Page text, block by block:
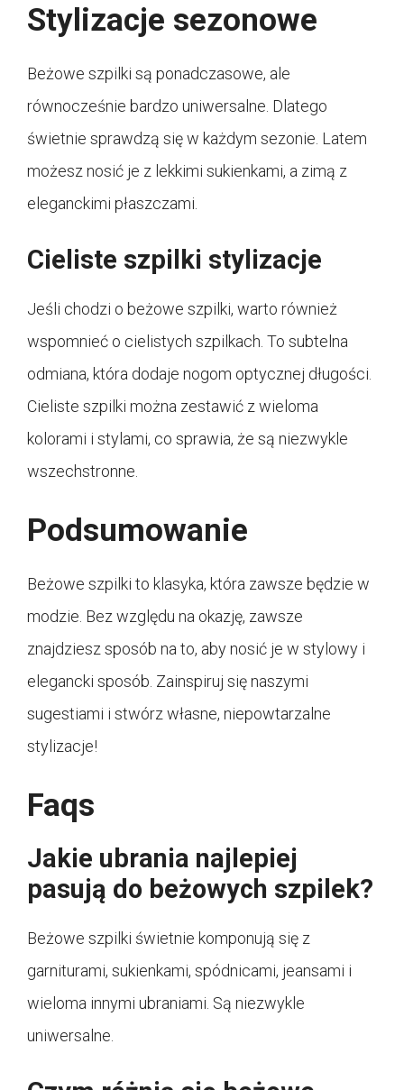
Stylizacje sezonowe
Beżowe szpilki są ponadczasowe, ale
równocześnie bardzo uniwersalne. Dlatego
świetnie sprawdzą się w każdym sezonie. Latem
możesz nosić je z lekkimi sukienkami, a zimą z
eleganckimi płaszczami.
Cieliste szpilki stylizacje
Jeśli chodzi o beżowe szpilki, warto również
wspomnieć o cielistych szpilkach. To subtelna
odmiana, która dodaje nogom optycznej długości.
Cieliste szpilki można zestawić z wieloma
kolorami i stylami, co sprawia, że są niezwykle
wszechstronne.
Podsumowanie
Beżowe szpilki to klasyka, która zawsze będzie w
modzie. Bez względu na okazję, zawsze
znajdziesz sposób na to, aby nosić je w stylowy i
elegancki sposób. Zainspiruj się naszymi
sugestiami i stwórz własne, niepowtarzalne
stylizacje!
Faqs
Jakie ubrania najlepiej
pasują do beżowych szpilek?
Beżowe szpilki świetnie komponują się z
garniturami, sukienkami, spódnicami, jeansami i
wieloma innymi ubraniami. Są niezwykle
uniwersalne.